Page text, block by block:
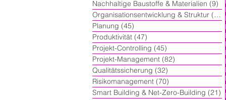
Nachhaltige Baustoffe & Materialien (9)
Organisationsentwicklung & Struktur (60)
Planung (45)
Produktivität (47)
Projekt-Controlling (45)
Projekt-Management (82)
Qualitätssicherung (32)
Risikomanagement (70)
Smart Building & Net-Zero-Building (21)